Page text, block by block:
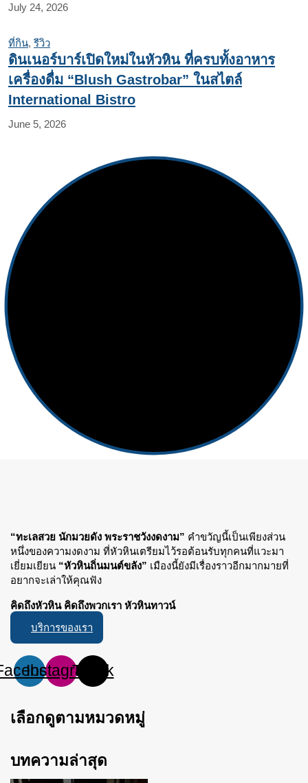
July 24, 2026
ที่กิน, รีวิว
ดินเนอร์บาร์เปิดใหม่ในหัวหิน ที่ครบทั้งอาหาร
เครื่องดื่ม “Blush Gastrobar” ในสไตล์
International Bistro
June 5, 2026
“ทะเลสวย นักมวยดัง พระราชวังงดงาม” คำขวัญนี้เป็นเพียงส่วน
หนึ่งของความงดงาม ที่หัวหินเตรียมไว้รอต้อนรับทุกคนที่แวะมา
เยี่ยมเยียน “หัวหินถิ่นมนต์ขลัง” เมืองนี้ยังมีเรื่องราวอีกมากมายที่
อยากจะเล่าให้คุณฟัง
คิดถึงหัวหิน คิดถึงพวกเรา หัวหินทาวน์
บริการของเรา
InstagramTiktok
เลือกดูตามหมวดหมู่
บทความล่าสุด